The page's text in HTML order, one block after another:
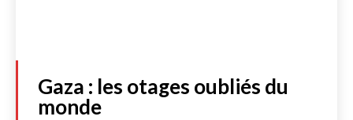
Gaza : les otages oubliés du
monde